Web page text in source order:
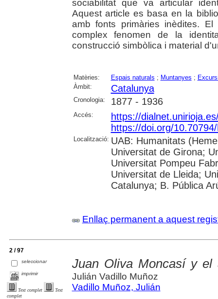
sociabilitat que va articular
Aquest article es basa en la
amb fonts primàries inèdites.
complex fenomen de la
construcció simbòlica i material
Matèries: Espais naturals ; Muntanyes ;
Àmbit:
Catalunya
Cronologia: 1877 - 1936
Accés:
https://
https://doi.org/
Localització: UAB: Humanitats
Universitat de Girona;
Universitat Pompeu
Universitat de Lleida;
Catalunya; B. Pública
Enllaç permanent a aquest
2 / 97
seleccionar
imprimir
Text complet
Text
complet
Juan Oliva Moncasí y el
Julián Vadillo Muñoz
Vadillo Muñoz, Julián